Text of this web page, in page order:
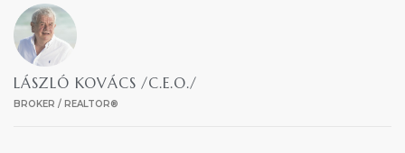
LÁSZLÓ KOVÁCS /C.E.O./
BROKER / REALTOR®